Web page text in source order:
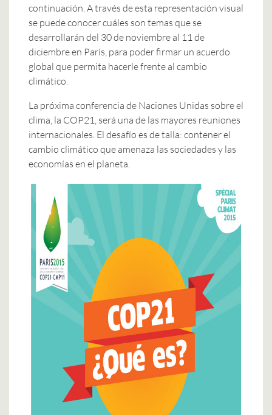
continuación. A través de esta representación visual
se puede conocer cuáles son temas que se
desarrollarán del 30 de noviembre al 11 de
diciembre en París, para poder firmar un acuerdo
global que permita hacerle frente al cambio
climático.
La próxima conferencia de Naciones Unidas sobre el
clima, la COP21, será una de las mayores reuniones
internacionales. El desafío es de talla: contener el
cambio climático que amenaza las sociedades y las
economías en el planeta.